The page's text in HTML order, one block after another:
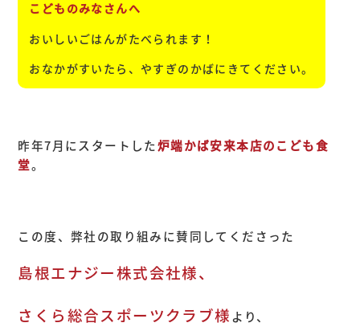
こどものみなさんへ
おいしいごはんがたべられます！
おなかがすいたら、やすぎのかばにきてください。
昨年7月にスタートした炉端かば安来本店のこども食
堂。
この度、弊社の取り組みに賛同してくださった
島根エナジー株式会社様、
さくら総合スポーツクラブ様より、